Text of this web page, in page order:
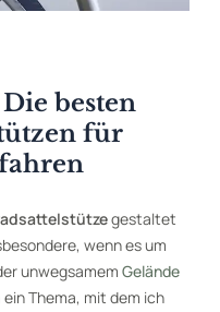
besten
für
gestaltet
wenn es um
unwegsamem Gelände
ein Thema, mit dem ich